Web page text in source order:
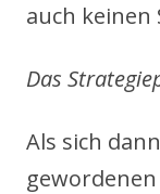
auch
Das
Als sich
gewordenen